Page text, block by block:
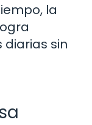
la
diarias sin